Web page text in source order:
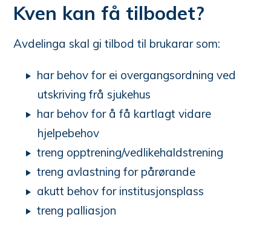
Kven kan få tilbodet?
Avdelinga skal gi tilbod til brukarar som:
har behov for ei overgangsordning ved
utskriving frå sjukehus
har behov for å få kartlagt vidare
hjelpebehov
treng opptrening/vedlikehaldstrening
treng avlastning for pårørande
akutt behov for institusjonsplass
treng palliasjon